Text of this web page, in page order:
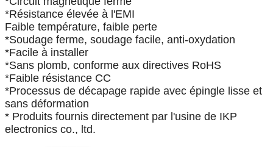
*Résistance élevée à l'EMI
Faible température, faible perte
*Soudage ferme, soudage facile, anti-oxydation
*Facile à installer
*Sans plomb, conforme aux directives RoHS
*Faible résistance CC
*Processus de décapage rapide avec épingle lisse et
sans déformation
* Produits fournis directement par l'usine de IKP
electronics co., ltd.